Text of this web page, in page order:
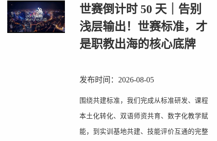
世赛倒计时 50 天｜告别
浅层输出！世赛标准，才
是职教出海的核心底牌
发布时间：2026-08-05
围绕共建标准，我们完成从标准研发、课程
本土化转化、双语师资共育、数字化教学赋
能，到实训基地共建、技能评价互通的完整